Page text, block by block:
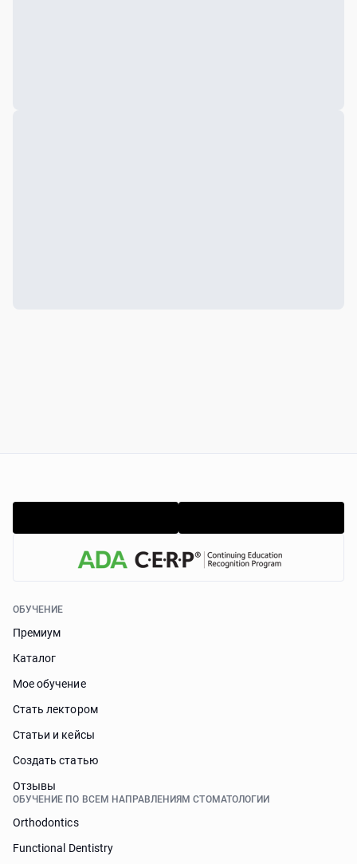
ОБУЧЕНИЕ
Премиум
Каталог
Мое обучение
Стать лектором
Статьи и кейсы
Cоздать статью
Отзывы
ОБУЧЕНИЕ ПО ВСЕМ НАПРАВЛЕНИЯМ СТОМАТОЛОГИИ
Orthodontics
Functional Dentistry